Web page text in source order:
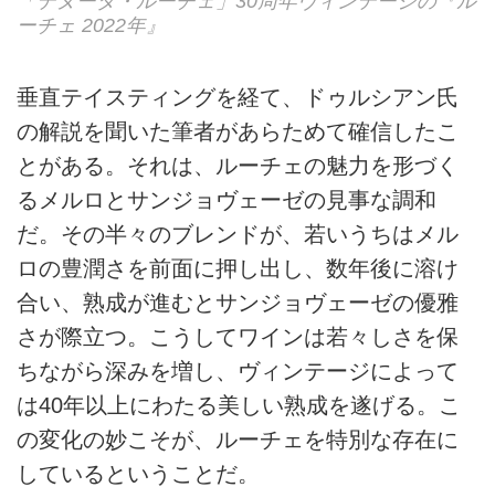
ーチェ 2022年』
垂直テイスティングを経て、ドゥルシアン氏
の解説を聞いた筆者があらためて確信したこ
とがある。それは、ルーチェの魅力を形づく
るメルロとサンジョヴェーゼの見事な調和
だ。その半々のブレンドが、若いうちはメル
ロの豊潤さを前面に押し出し、数年後に溶け
合い、熟成が進むとサンジョヴェーゼの優雅
さが際立つ。こうしてワインは若々しさを保
ちながら深みを増し、ヴィンテージによって
は40年以上にわたる美しい熟成を遂げる。こ
の変化の妙こそが、ルーチェを特別な存在に
しているということだ。